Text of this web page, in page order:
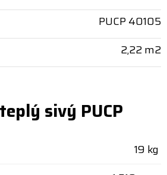
PUCP 40105
2,22 m2
sivý PUCP
19 kg